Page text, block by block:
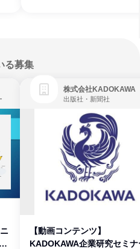
る募集
株式会社KADOKAWA
出版社・新聞社
【動画コンテンツ】
KADOKAWA企業研究セミナ